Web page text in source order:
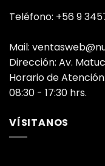
Teléfono: +56 9
Mail:
Dirección: Av.
Horario de
08:30 - 17:30 hrs.
VÍSITANOS